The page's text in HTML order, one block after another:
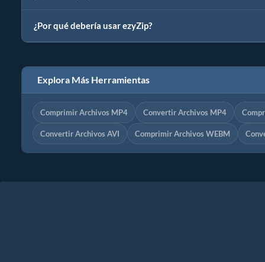
¿Por qué debería usar ezyZip?
Explora Más Herramientas
Comprimir Archivos MP4 Convertir Archivos MP4
Convertir Archivos AVI Comprimir Archivos WEBM